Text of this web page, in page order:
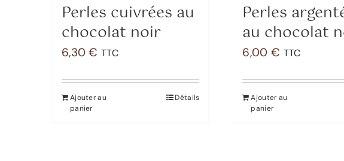
Perles cuivrées au
chocolat noir
6,30€ TTC
Ajouter au
panier
Détails
Perles
au chocolat
6,00 € TTC
Ajouter au
panier